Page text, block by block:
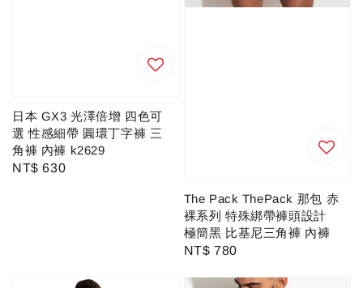
日本 GX3 光澤倍增 四色可
選 性感細帶 圓環丁字褲 三
角褲 內褲 k2629
Regular
NT$ 630
The Pack ThePack 那包 赤
裸系列 特殊綁帶褲頭設計
極簡黑 比基尼三角褲 內褲
Regular
NT$ 780